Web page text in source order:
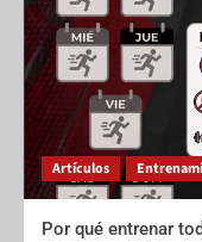
Artículos
Por qué entrenar